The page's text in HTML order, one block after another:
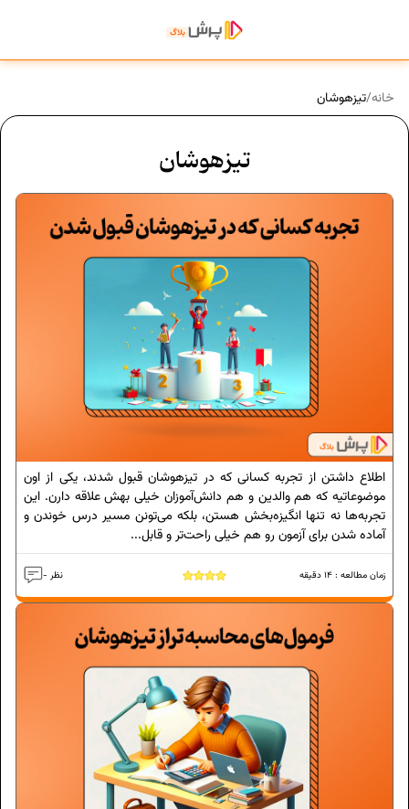
خانه/تیزهوشان
تیزهوشان
اطلاع داشتن از تجربه کسانی که در تیزهوشان قبول شدند، یکی از اون
موضوعاتیه که هم والدین و هم دانش‌آموزان خیلی بهش علاقه دارن. این
تجربه‌ها نه تنها انگیزه‌بخش هستن، بلکه می‌تونن مسیر درس خوندن و
آماده شدن برای آزمون رو هم خیلی راحت‌تر و قابل...
- نظر زمان مطالعه : 14 دقیقه